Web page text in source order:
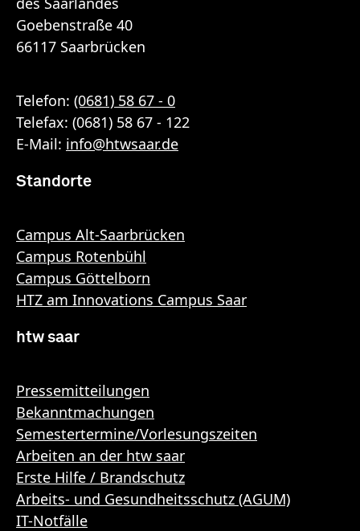
Goebenstraße 40
66117 Saarbrücken
Telefon: (0681) 58 67 - 0
Telefax: (0681) 58 67 - 122
E-Mail: info@htwsaar.de
Standorte
Campus Alt-Saarbrücken
Campus Rotenbühl
Campus Göttelborn
HTZ am Innovations Campus Saar
htw saar
Pressemitteilungen
Bekanntmachungen
Semestertermine/Vorlesungszeiten
Arbeiten an der htw saar
Erste Hilfe / Brandschutz
Arbeits- und Gesundheitsschutz (AGUM)
IT-Notfälle